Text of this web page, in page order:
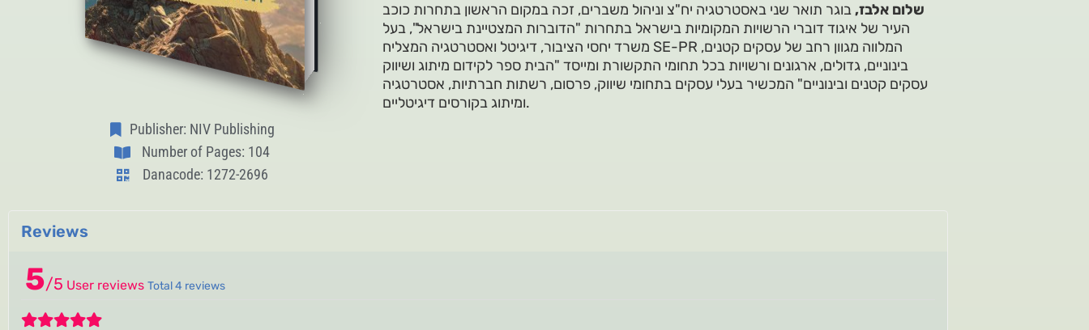
Publisher: NIV Publishing
Number of Pages: 104
Danacode: 1272-2696
שלום אלבז,בוגר תואר שני באסטרטגיה יח"צ וניהול משברים, זכה במקום הראשון בתחרות כוכב
העיר של איגוד דוברי הרשויות המקומיות בישראל בתחרות "הדוברות המצטיינת בישראל", בעל
משרד יחסי הציבור, דיגיטל ואסטרטגיה המצליח SE-PR המלווה מגוון רחב של עסקים קטנים,
בינוניים, גדולים, ארגונים ורשויות בכל תחומי התקשורת ומייסד "הבית ספר לקידום מיתוג ושיווק
עסקים קטנים ובינוניים" המכשיר בעלי עסקים בתחומי שיווק, פרסום, רשתות חברתיות, אסטרטגיה
ומיתוג בקורסים דיגיטליים.
Reviews
5/5 User reviews Total 4 reviews
5